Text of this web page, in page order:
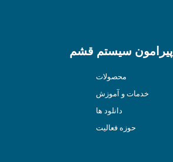
پیرامون سیستم قشم
محصولات
خدمات و آموزش
دانلود ها
حوزه فعالیت